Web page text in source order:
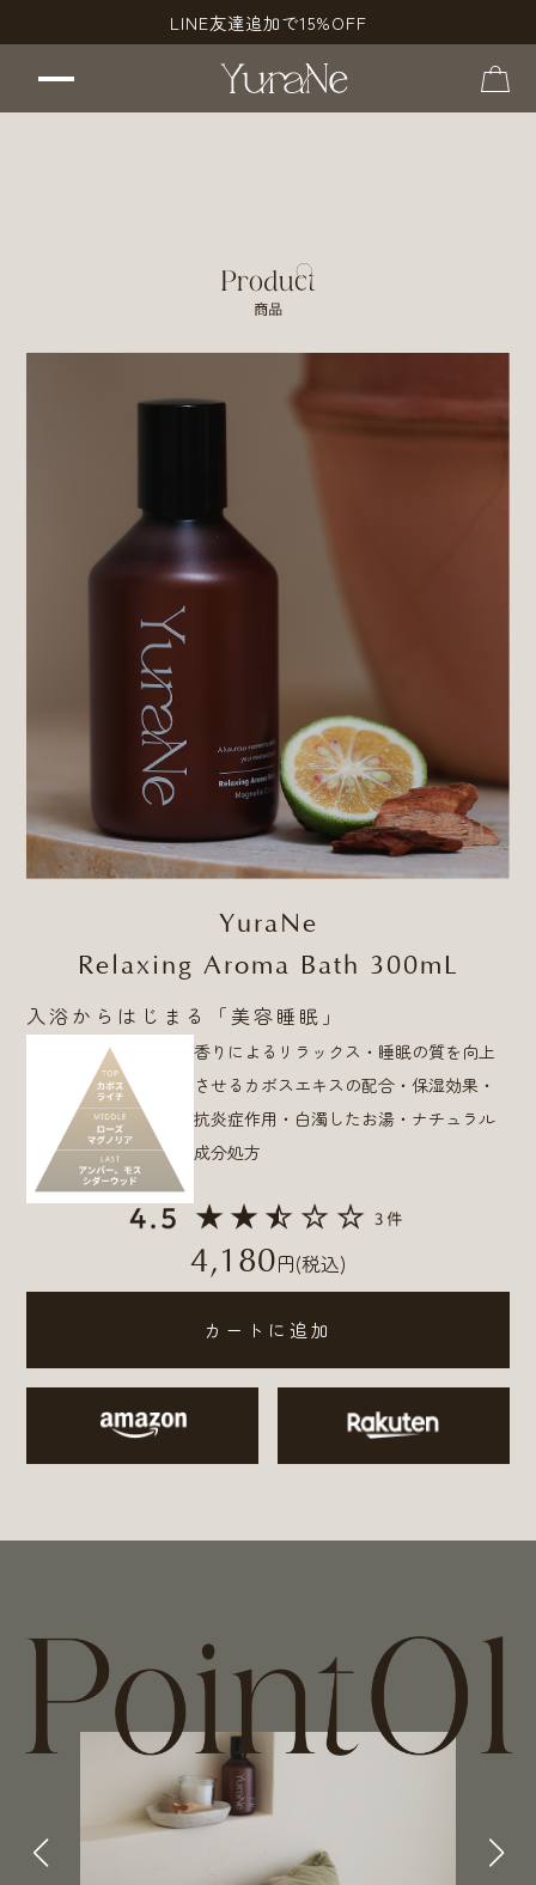
LINE友達追加で15%OFF
Relaxing Aroma Body Milk
News
はこちらから
会社概要
プライバシーポリシー
© 2023 PlusSwitch, Inc.
YuraNe
Relaxing Aroma Bath 300mL
入浴からはじまる「美容睡眠」
香りによるリラックス・睡眠の質を向上
させるカボスエキスの配合・保湿効果・
抗炎症作用・白濁したお湯・ナチュラル
成分処方
4,180円(税込)
カートに追加